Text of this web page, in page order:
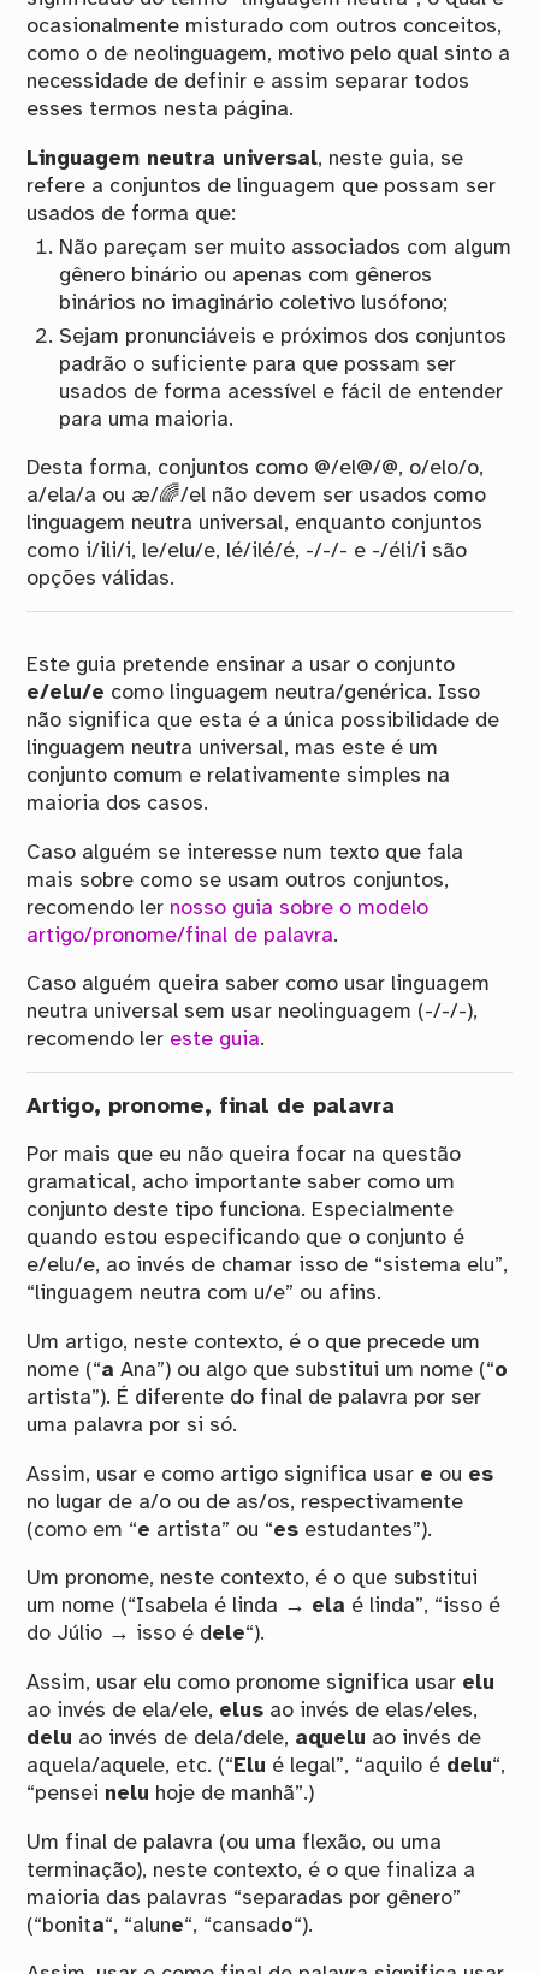
ocasionalmente misturado com outros conceitos,
como o de neolinguagem, motivo pelo qual sinto a
necessidade de definir e assim separar todos
esses termos nesta página.
Linguagem neutra universal, neste guia, se
refere a conjuntos de linguagem que possam ser
usados de forma que:
Não pareçam ser muito associados com algum
gênero binário ou apenas com gêneros
binários no imaginário coletivo lusófono;
Sejam pronunciáveis e próximos dos conjuntos
padrão o suficiente para que possam ser
usados de forma acessível e fácil de entender
para uma maioria.
Desta forma, conjuntos como @/el@/@, o/elo/o,
a/ela/a ou æ/🌈/el não devem ser usados como
linguagem neutra universal, enquanto conjuntos
como i/ili/i, le/elu/e, lé/ilé/é, -/-/- e -/éli/i são
opções válidas.
Este guia pretende ensinar a usar o conjunto
e/elu/e como linguagem neutra/genérica. Isso
não significa que esta é a única possibilidade de
linguagem neutra universal, mas este é um
conjunto comum e relativamente simples na
maioria dos casos.
Caso alguém se interesse num texto que fala
mais sobre como se usam outros conjuntos,
recomendo ler nosso guia sobre o modelo
artigo/pronome/final de palavra.
Caso alguém queira saber como usar linguagem
neutra universal sem usar neolinguagem (-/-/-),
recomendo ler este guia.
Artigo, pronome, final de palavra
Por mais que eu não queira focar na questão
gramatical, acho importante saber como um
conjunto deste tipo funciona. Especialmente
quando estou especificando que o conjunto é
e/elu/e, ao invés de chamar isso de “sistema elu”,
“linguagem neutra com u/e” ou afins.
Um artigo, neste contexto, é o que precede um
nome (“a Ana”) ou algo que substitui um nome (“o
artista”). É diferente do final de palavra por ser
uma palavra por si só.
Assim, usar e como artigo significa usar e ou es
no lugar de a/o ou de as/os, respectivamente
(como em “e artista” ou “es estudantes”).
Um pronome, neste contexto, é o que substitui
um nome (“Isabela é linda → ela é linda”, “isso é
do Júlio → isso é dele“).
Assim, usar elu como pronome significa usar elu
ao invés de ela/ele, elus ao invés de elas/eles,
delu ao invés de dela/dele, aquelu ao invés de
aquela/aquele, etc. (“ Elu é legal”, “aquilo é delu“,
“pensei nelu hoje de manhã”.)
Um final de palavra (ou uma flexão, ou uma
terminação), neste contexto, é o que finaliza a
maioria das palavras “separadas por gênero”
(“bonita“, “alune“, “cansado“).